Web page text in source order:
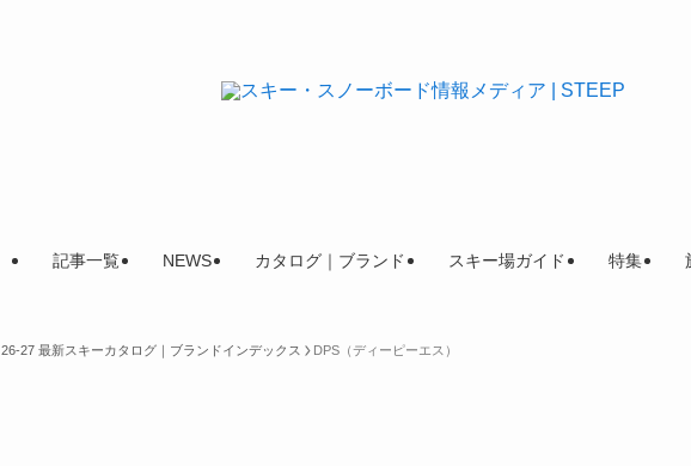
記事一覧 NEWS カタログ｜ブランド スキー場ガイド 特集
26-27 最新スキーカタログ｜ブランドインデックス DPS（ディーピーエス）